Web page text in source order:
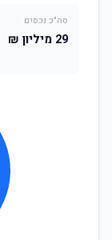
סה"כ נכסים
29 מיליון ₪